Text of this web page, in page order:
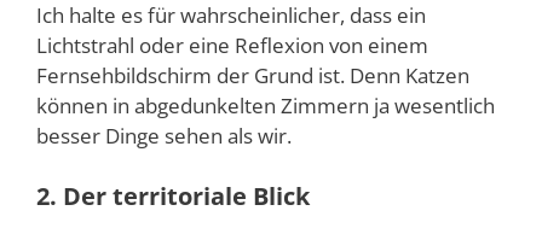
Ich halte es für wahrscheinlicher, dass ein
Lichtstrahl oder eine Reflexion von einem
Fernsehbildschirm der Grund ist. Denn Katzen
können in abgedunkelten Zimmern ja wesentlich
besser Dinge sehen als wir.
2. Der territoriale Blick